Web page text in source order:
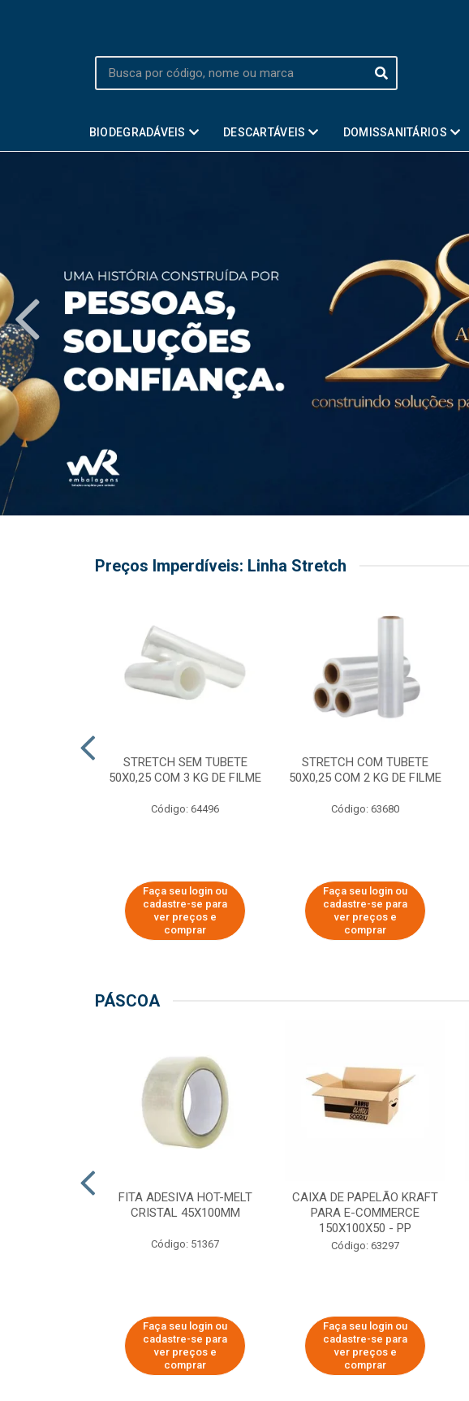
BIODEGRADÁVEIS DESCARTÁVEIS DOMISSANITÁRIOS
Preços Imperdíveis: Linha Stretch
STRETCH SEM TUBETE
50X0,25 COM 3 KG DE FILME
Código: 64496
Faça seu login ou
cadastre-se para
ver preços e
comprar
STRETCH COM TUBETE
50X0,25 COM 2 KG DE FILME
Código: 63680
Faça seu login ou
cadastre-se para
ver preços e
comprar
PÁSCOA
FITA ADESIVA HOT-MELT
CRISTAL 45X100MM
Código: 51367
Faça seu login ou
cadastre-se para
ver preços e
comprar
CAIXA DE PAPELÃO KRAFT
PARA E-COMMERCE
150X100X50 - PP
Código: 63297
Faça seu login ou
cadastre-se para
ver preços e
comprar